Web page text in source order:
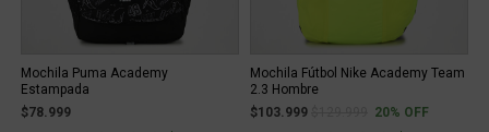
Mochila Puma Academy
Estampada
$78.999
Mochila Fútbol Nike Academy Team
2.3 Hombre
$103.999
Price reduced from
to20% OFF